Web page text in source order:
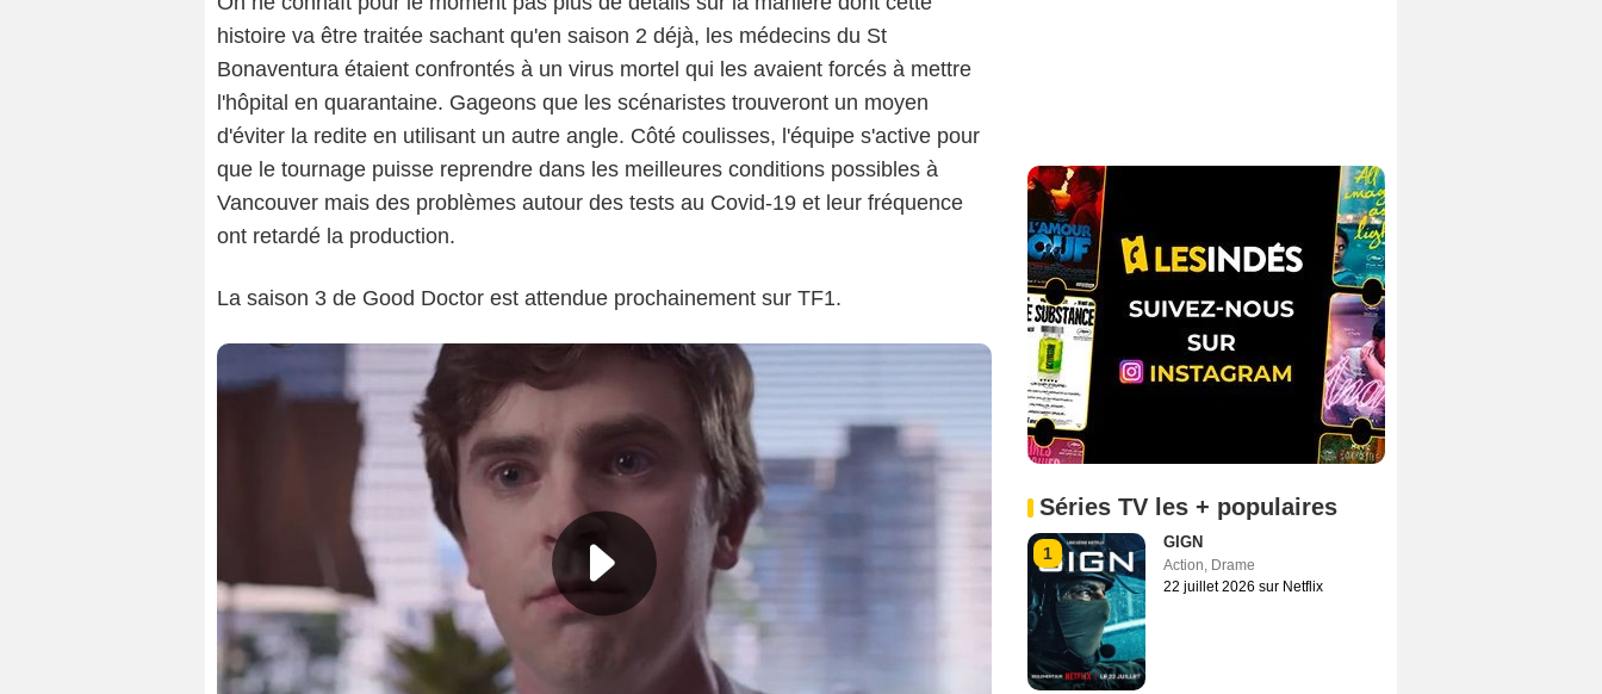
histoire va être traitée sachant qu'en saison 2 déjà, les médecins du St
Bonaventura étaient confrontés à un virus mortel qui les avaient forcés à mettre
l'hôpital en quarantaine. Gageons que les scénaristes trouveront un moyen
d'éviter la redite en utilisant un autre angle. Côté coulisses, l'équipe s'active pour
que le tournage puisse reprendre dans les meilleures conditions possibles à
Vancouver mais des problèmes autour des tests au Covid-19 et leur fréquence
ont retardé la production.
La saison 3 de Good Doctor est attendue prochainement sur TF1.
Séries TV les + populaires
1
GIGN
Action Drame
22 juillet 2026 sur Netflix